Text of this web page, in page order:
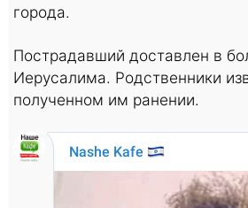
города.
Пострадавший доставлен в
Иерусалима. Родственники
полученном им ранении.